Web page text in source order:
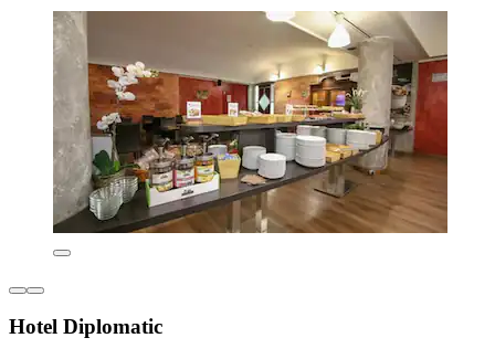
Hotel Diplomatic